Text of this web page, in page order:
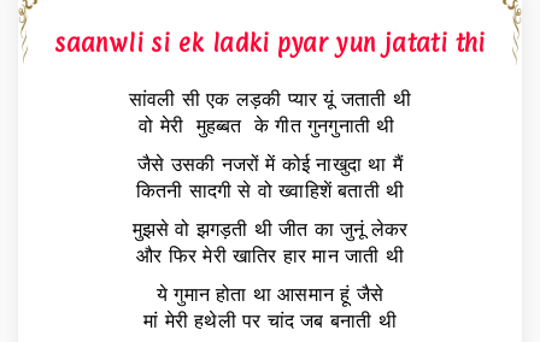
saanwli si ek ladki pyar yun jatati thi
सांवली सी एक लड़की प्यार यूं जताती थी
वो मेरी मुहब्बत के गीत गुनगुनाती थी
जैसे उसकी नजरों में कोई नाखुदा था मैं
कितनी सादगी से वो ख्वाहिशें बताती थी
मुझसे वो झगड़ती थी जीत का जुनूं लेकर
और फिर मेरी खातिर हार मान जाती थी
ये गुमान होता था आसमान हूं जैसे
मां मेरी हथेली पर चांद जब बनाती थी